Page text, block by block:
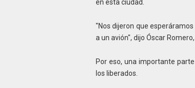
en esta ciudad.
"Nos dijeron que
a un avión", dijo Óscar
Por eso, una importante
los liberados.